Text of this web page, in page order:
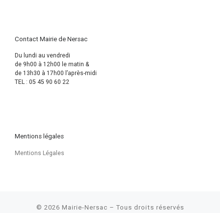
Contact Mairie de Nersac
Du lundi au vendredi
de 9h00 à 12h00 le matin &
de 13h30 à 17h00 l’après-midi
TEL : 05 45 90 60 22
Mentions légales
Mentions Légales
© 2026 Mairie-Nersac – Tous droits réservés